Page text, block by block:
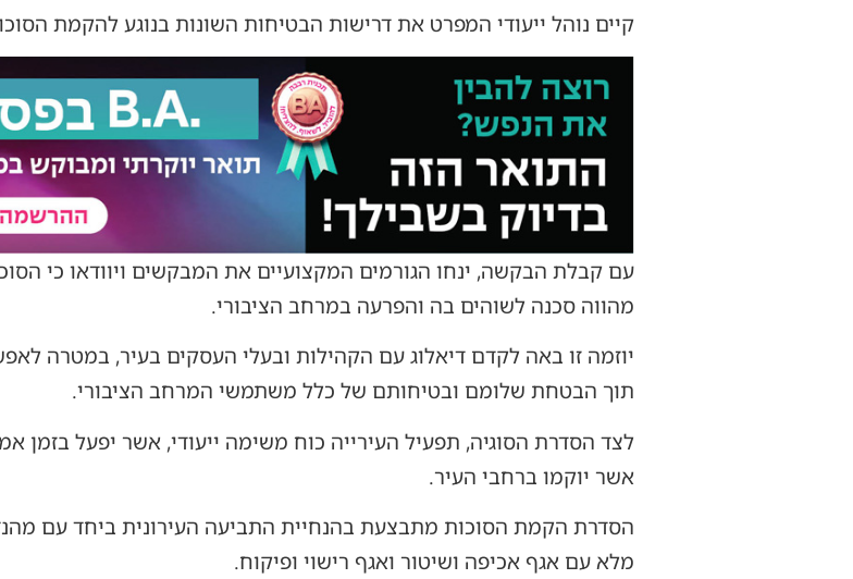
קיים נוהל ייעודי המפרט את דרישות הבטיחות השונות בנוגע להקמת
עם קבלת הבקשה, ינחו הגורמים המקצועיים את המבקשים ויוודאו כי
מהווה סכנה לשוהים בה והפרעה במרחב הציבורי.
יוזמה זו באה לקדם דיאלוג עם הקהילות ובעלי העסקים בעיר, במטרה
תוך הבטחת שלומם ובטיחותם של כלל משתמשי המרחב הציבורי.
לצד הסדרת הסוגיה, תפעיל העירייה כוח משימה ייעודי, אשר יפעל בזמן
אשר יוקמו ברחבי העיר.
הסדרת הקמת הסוכות מתבצעת בהנחיית התביעה העירונית ביחד עם
מלא עם אגף אכיפה ושיטור ואגף רישוי ופיקוח.